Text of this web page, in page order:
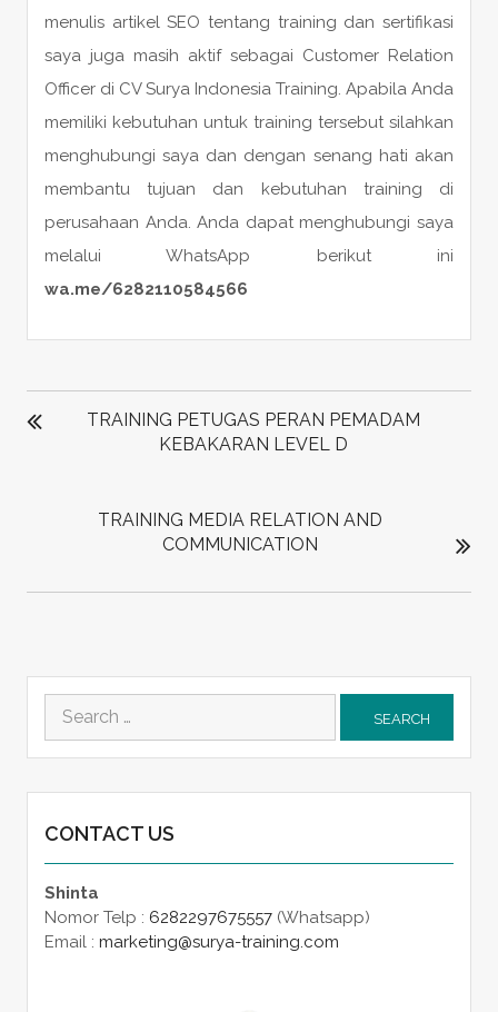
menulis artikel SEO tentang training dan sertifikasi
saya juga masih aktif sebagai Customer Relation
Officer di CV Surya Indonesia Training. Apabila Anda
memiliki kebutuhan untuk training tersebut silahkan
menghubungi saya dan dengan senang hati akan
membantu tujuan dan kebutuhan training di
perusahaan Anda. Anda dapat menghubungi saya
melalui WhatsApp berikut ini
wa.me/6282110584566
POST
NAVIGATION
TRAINING PETUGAS PERAN PEMADAM
KEBAKARAN LEVEL D
TRAINING MEDIA RELATION AND
COMMUNICATION
Search
for:
CONTACT US
Shinta
Nomor Telp : 6282297675557(Whatsapp)
Email : marketing@surya-training.com